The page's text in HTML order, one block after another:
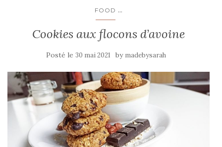
FOOD ...
Cookies aux flocons d’avoine
Posté le 30 mai 2021 by madebysarah